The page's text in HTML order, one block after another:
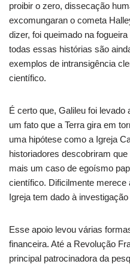
proibir o zero, dissecação
excomungaran o cometa
dizer, foi queimado na
todas essas histórias são
exemplos de intransigência
científico.
É certo que, Galileu foi levado
um fato que a Terra gira em
uma hipótese como a Igreja
historiadores descobriram
mais um caso de egoísmo
científico. Dificilmente merece
Igreja tem dado à
Esse apoio levou várias
financeira. Até a Revolução
principal patrocinadora da